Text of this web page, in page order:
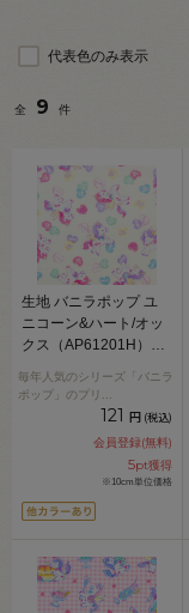
代表色のみ表示
全 9 件
生地 バニラポップ ユ
ニコーン&ハート/オッ
クス（AP61201H）
毎年人気のシリーズ「バニラ
ポップ」のプリ
121 円 (税込)
会員登録(無料)
5pt獲得
※10cm単位価格